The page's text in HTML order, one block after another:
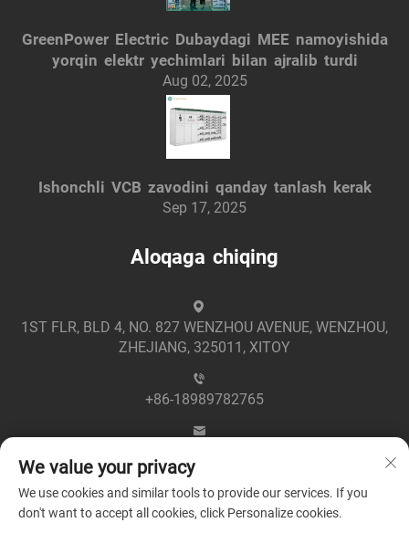
GreenPower Electric Dubaydagi MEE namoyishida
yorqin elektr yechimlari bilan ajralib turdi
Aug 02, 2025
Ishonchli VCB zavodini qanday tanlash kerak
Sep 17, 2025
Aloqaga chiqing
1ST FLR, BLD 4, NO. 827 WENZHOU AVENUE, WENZHOU,
ZHEJIANG, 325011, XITOY
+86-18989782765
We value your privacy
We use cookies and similar tools to provide our services. If you
don't want to accept all cookies, click Personalize cookies.